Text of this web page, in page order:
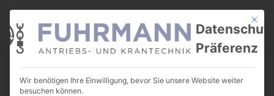
Reparaturen
Mit
Präferenz
Wir benötigen Ihre Einwilligung, bevor Sie unsere Website weiter
besuchen können.